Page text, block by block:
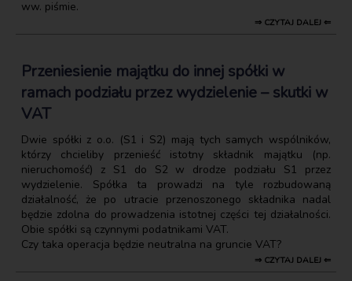
ww. piśmie.
⇒ CZYTAJ DALEJ ⇐
Przeniesienie majątku do innej spółki w
ramach podziału przez wydzielenie – skutki w
VAT
Dwie spółki z o.o. (S1 i S2) mają tych samych wspólników,
którzy chcieliby przenieść istotny składnik majątku (np.
nieruchomość) z S1 do S2 w drodze podziału S1 przez
wydzielenie. Spółka ta prowadzi na tyle rozbudowaną
działalność, że po utracie przenoszonego składnika nadal
będzie zdolna do prowadzenia istotnej części tej działalności.
Obie spółki są czynnymi podatnikami VAT.
Czy taka operacja będzie neutralna na gruncie VAT?
⇒ CZYTAJ DALEJ ⇐